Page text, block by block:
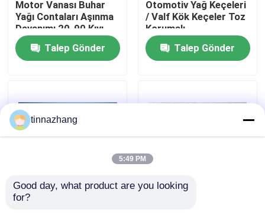
Kalite kontrol
Bizimle iletişime geçin
Bir teklif isteği
Kauçuk yağ keçesi
Motor Vanası Buhar
Yağı Contaları Aşınma
Dayanımı 20-90 Kıyı
Sertliği
Talep Gönder
Otomotiv Yağ Keçeleri
/ Valf Kök Keçeler Toz
Korumalı
Talep Gönder
Toz Dirençli Vana
tinnazhang
5:49 PM
Good day, what product are you looking
for?